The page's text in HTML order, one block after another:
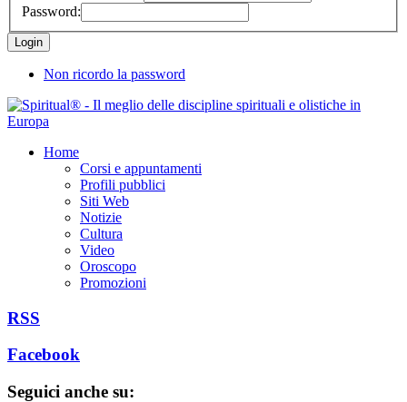
Password:
Non ricordo la password
Home
Corsi e appuntamenti
Profili pubblici
Siti Web
Notizie
Cultura
Video
Oroscopo
Promozioni
RSS
Facebook
Seguici anche su: